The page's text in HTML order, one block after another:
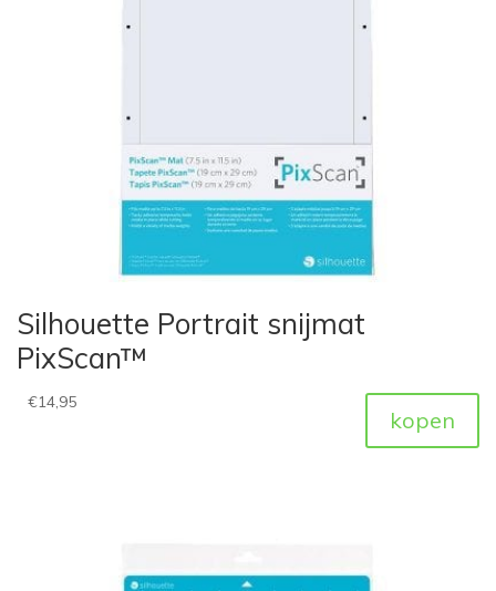
Silhouette Portrait snijmat
PixScan™
€14,95
kopen